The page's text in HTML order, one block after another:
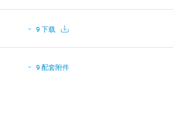
9 下载
9 配套附件